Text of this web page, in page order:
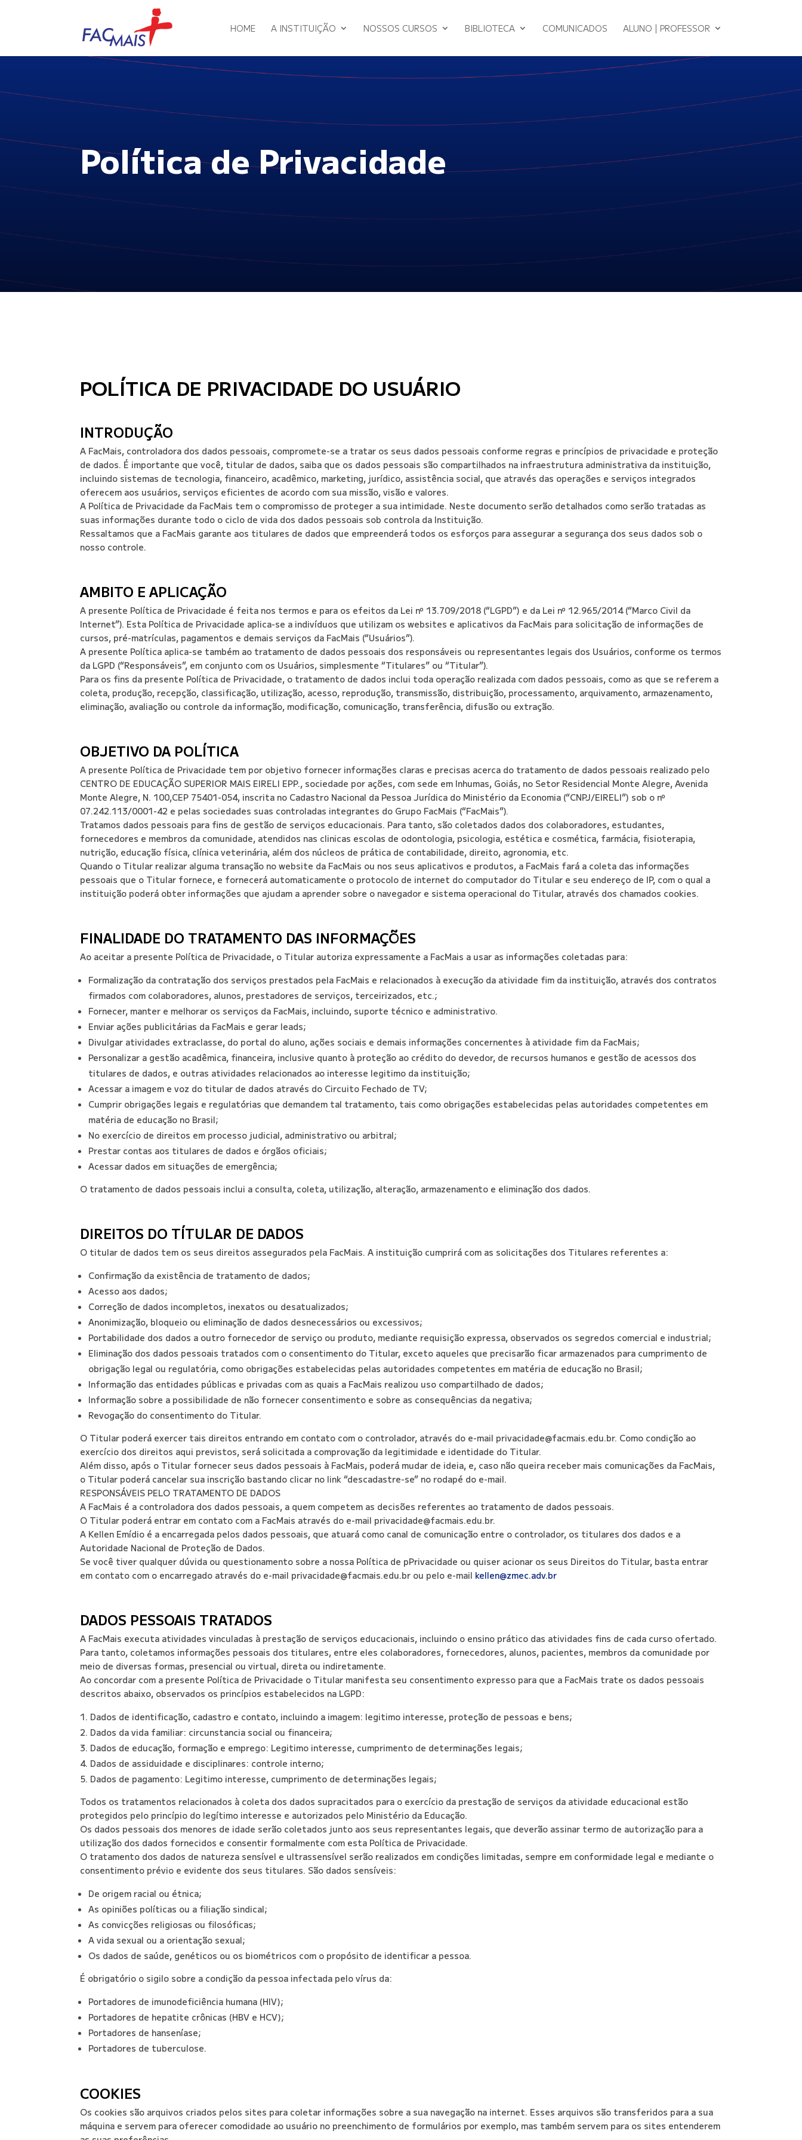
HOME A INSTITUIÇÃO NOSSOS CURSOS BIBLIOTECA COMUNICADOS ALUNO | PROFESSOR
Política de Privacidade
POLÍTICA DE PRIVACIDADE DO USUÁRIO
INTRODUÇÃO
A FacMais, controladora dos dados pessoais, compromete-se a tratar os seus dados pessoais conforme regras e princípios de privacidade e proteção
de dados. É importante que você, titular de dados, saiba que os dados pessoais são compartilhados na infraestrutura administrativa da instituição,
incluindo sistemas de tecnologia, financeiro, acadêmico, marketing, jurídico, assistência social, que através das operações e serviços integrados
oferecem aos usuários, serviços eficientes de acordo com sua missão, visão e valores.
A Política de Privacidade da FacMais tem o compromisso de proteger a sua intimidade. Neste documento serão detalhados como serão tratadas as
suas informações durante todo o ciclo de vida dos dados pessoais sob controla da Instituição.
Ressaltamos que a FacMais garante aos titulares de dados que empreenderá todos os esforços para assegurar a segurança dos seus dados sob o
nosso controle.
AMBITO E APLICAÇÃO
A presente Política de Privacidade é feita nos termos e para os efeitos da Lei nº 13.709/2018 (“LGPD”) e da Lei nº 12.965/2014 (“Marco Civil da
Internet”). Esta Política de Privacidade aplica-se a indivíduos que utilizam os websites e aplicativos da FacMais para solicitação de informações de
cursos, pré-matrículas, pagamentos e demais serviços da FacMais (“Usuários”).
A presente Política aplica-se também ao tratamento de dados pessoais dos responsáveis ou representantes legais dos Usuários, conforme os termos
da LGPD (“Responsáveis”, em conjunto com os Usuários, simplesmente “Titulares” ou “Titular”).
Para os fins da presente Política de Privacidade, o tratamento de dados inclui toda operação realizada com dados pessoais, como as que se referem a
coleta, produção, recepção, classificação, utilização, acesso, reprodução, transmissão, distribuição, processamento, arquivamento, armazenamento,
eliminação, avaliação ou controle da informação, modificação, comunicação, transferência, difusão ou extração.
OBJETIVO DA POLÍTICA
A presente Política de Privacidade tem por objetivo fornecer informações claras e precisas acerca do tratamento de dados pessoais realizado pelo
CENTRO DE EDUCAÇÃO SUPERIOR MAIS EIRELI EPP., sociedade por ações, com sede em Inhumas, Goiás, no Setor Residencial Monte Alegre, Avenida
Monte Alegre, N. 100,CEP 75401-054, inscrita no Cadastro Nacional da Pessoa Jurídica do Ministério da Economia (“CNPJ/EIRELI”) sob o nº
07.242.113/0001-42 e pelas sociedades suas controladas integrantes do Grupo FacMais (“FacMais”).
Tratamos dados pessoais para fins de gestão de serviços educacionais. Para tanto, são coletados dados dos colaboradores, estudantes,
fornecedores e membros da comunidade, atendidos nas clinicas escolas de odontologia, psicologia, estética e cosmética, farmácia, fisioterapia,
nutrição, educação física, clínica veterinária, além dos núcleos de prática de contabilidade, direito, agronomia, etc.
Quando o Titular realizar alguma transação no website da FacMais ou nos seus aplicativos e produtos, a FacMais fará a coleta das informações
pessoais que o Titular fornece, e fornecerá automaticamente o protocolo de internet do computador do Titular e seu endereço de IP, com o qual a
instituição poderá obter informações que ajudam a aprender sobre o navegador e sistema operacional do Titular, através dos chamados cookies.
FINALIDADE DO TRATAMENTO DAS INFORMAÇÕES
Ao aceitar a presente Política de Privacidade, o Titular autoriza expressamente a FacMais a usar as informações coletadas para:
Formalização da contratação dos serviços prestados pela FacMais e relacionados à execução da atividade fim da instituição, através dos contratos
firmados com colaboradores, alunos, prestadores de serviços, terceirizados, etc.;
Fornecer, manter e melhorar os serviços da FacMais, incluindo, suporte técnico e administrativo.
Enviar ações publicitárias da FacMais e gerar leads;
Divulgar atividades extraclasse, do portal do aluno, ações sociais e demais informações concernentes à atividade fim da FacMais;
Personalizar a gestão acadêmica, financeira, inclusive quanto à proteção ao crédito do devedor, de recursos humanos e gestão de acessos dos
titulares de dados, e outras atividades relacionados ao interesse legitimo da instituição;
Acessar a imagem e voz do titular de dados através do Circuito Fechado de TV;
Cumprir obrigações legais e regulatórias que demandem tal tratamento, tais como obrigações estabelecidas pelas autoridades competentes em
matéria de educação no Brasil;
No exercício de direitos em processo judicial, administrativo ou arbitral;
Prestar contas aos titulares de dados e órgãos oficiais;
Acessar dados em situações de emergência;
O tratamento de dados pessoais inclui a consulta, coleta, utilização, alteração, armazenamento e eliminação dos dados.
DIREITOS DO TÍTULAR DE DADOS
O titular de dados tem os seus direitos assegurados pela FacMais. A instituição cumprirá com as solicitações dos Titulares referentes a:
Confirmação da existência de tratamento de dados;
Acesso aos dados;
Correção de dados incompletos, inexatos ou desatualizados;
Anonimização, bloqueio ou eliminação de dados desnecessários ou excessivos;
Portabilidade dos dados a outro fornecedor de serviço ou produto, mediante requisição expressa, observados os segredos comercial e industrial;
Eliminação dos dados pessoais tratados com o consentimento do Titular, exceto aqueles que precisarão ficar armazenados para cumprimento de
obrigação legal ou regulatória, como obrigações estabelecidas pelas autoridades competentes em matéria de educação no Brasil;
Informação das entidades públicas e privadas com as quais a FacMais realizou uso compartilhado de dados;
Informação sobre a possibilidade de não fornecer consentimento e sobre as consequências da negativa;
Revogação do consentimento do Titular.
O Titular poderá exercer tais direitos entrando em contato com o controlador, através do e-mail privacidade@facmais.edu.br. Como condição ao
exercício dos direitos aqui previstos, será solicitada a comprovação da legitimidade e identidade do Titular.
Além disso, após o Titular fornecer seus dados pessoais à FacMais, poderá mudar de ideia, e, caso não queira receber mais comunicações da FacMais,
o Titular poderá cancelar sua inscrição bastando clicar no link “descadastre-se” no rodapé do e-mail.
RESPONSÁVEIS PELO TRATAMENTO DE DADOS
A FacMais é a controladora dos dados pessoais, a quem competem as decisões referentes ao tratamento de dados pessoais.
O Titular poderá entrar em contato com a FacMais através do e-mail privacidade@facmais.edu.br.
A Kellen Emídio é a encarregada pelos dados pessoais, que atuará como canal de comunicação entre o controlador, os titulares dos dados e a
Autoridade Nacional de Proteção de Dados.
Se você tiver qualquer dúvida ou questionamento sobre a nossa Política de pPrivacidade ou quiser acionar os seus Direitos do Titular, basta entrar
em contato com o encarregado através do e-mail privacidade@facmais.edu.br ou pelo e-mail kellen@zmec.adv.br
DADOS PESSOAIS TRATADOS
A FacMais executa atividades vinculadas à prestação de serviços educacionais, incluindo o ensino prático das atividades fins de cada curso ofertado.
Para tanto, coletamos informações pessoais dos titulares, entre eles colaboradores, fornecedores, alunos, pacientes, membros da comunidade por
meio de diversas formas, presencial ou virtual, direta ou indiretamente.
Ao concordar com a presente Política de Privacidade o Titular manifesta seu consentimento expresso para que a FacMais trate os dados pessoais
descritos abaixo, observados os princípios estabelecidos na LGPD:
Dados de identificação, cadastro e contato, incluindo a imagem: legitimo interesse, proteção de pessoas e bens;
Dados da vida familiar: circunstancia social ou financeira;
Dados de educação, formação e emprego: Legitimo interesse, cumprimento de determinações legais;
Dados de assiduidade e disciplinares: controle interno;
Dados de pagamento: Legitimo interesse, cumprimento de determinações legais;
Todos os tratamentos relacionados à coleta dos dados supracitados para o exercício da prestação de serviços da atividade educacional estão
protegidos pelo princípio do legítimo interesse e autorizados pelo Ministério da Educação.
Os dados pessoais dos menores de idade serão coletados junto aos seus representantes legais, que deverão assinar termo de autorização para a
utilização dos dados fornecidos e consentir formalmente com esta Política de Privacidade.
O tratamento dos dados de natureza sensível e ultrassensível serão realizados em condições limitadas, sempre em conformidade legal e mediante o
consentimento prévio e evidente dos seus titulares. São dados sensíveis:
De origem racial ou étnica;
As opiniões políticas ou a filiação sindical;
As convicções religiosas ou filosóficas;
A vida sexual ou a orientação sexual;
Os dados de saúde, genéticos ou os biométricos com o propósito de identificar a pessoa.
É obrigatório o sigilo sobre a condição da pessoa infectada pelo vírus da:
Portadores de imunodeficiência humana (HIV);
Portadores de hepatite crônicas (HBV e HCV);
Portadores de hanseníase;
Portadores de tuberculose.
COOKIES
Os cookies são arquivos criados pelos sites para coletar informações sobre a sua navegação na internet. Esses arquivos são transferidos para a sua
máquina e servem para oferecer comodidade ao usuário no preenchimento de formulários por exemplo, mas também servem para os sites entenderem